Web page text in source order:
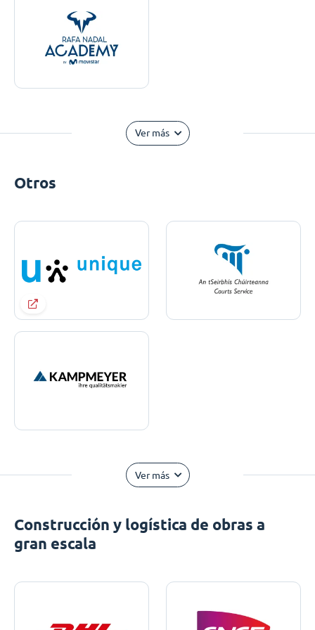
Ver más
Otros
Ver más
Construcción y logística de obras a
gran escala